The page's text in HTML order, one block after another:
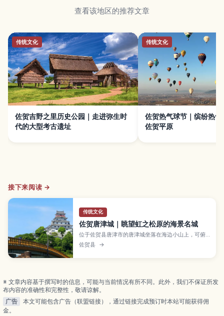
查看该地区的推荐文章
传统文化
佐贺吉野之里历史公园｜走进弥生时
代的大型考古遗址
传统文化
佐贺热气球节｜缤纷热气
佐贺平原
接下来阅读 →
传统文化
佐贺唐津城｜眺望虹之松原的海景名城
位于佐贺县唐津市的唐津城坐落在海边小山上，可俯
瞰唐津湾和著名的“虹之松原”松林，是九州代表性的
海景古城。文章介绍天守阁观景点、樱花和红叶季节
的迷人风光、城内历史与唐津烧展览、周边城下町散
佐贺县 →
※ 文章内容基于撰写时的信息，可能与当前情况有所不同。此外，我们不保证所发
布内容的准确性和完整性，敬请谅解。
广告
本文可能包含广告（联盟链接），通过链接完成预订时本站可能获得佣
金。